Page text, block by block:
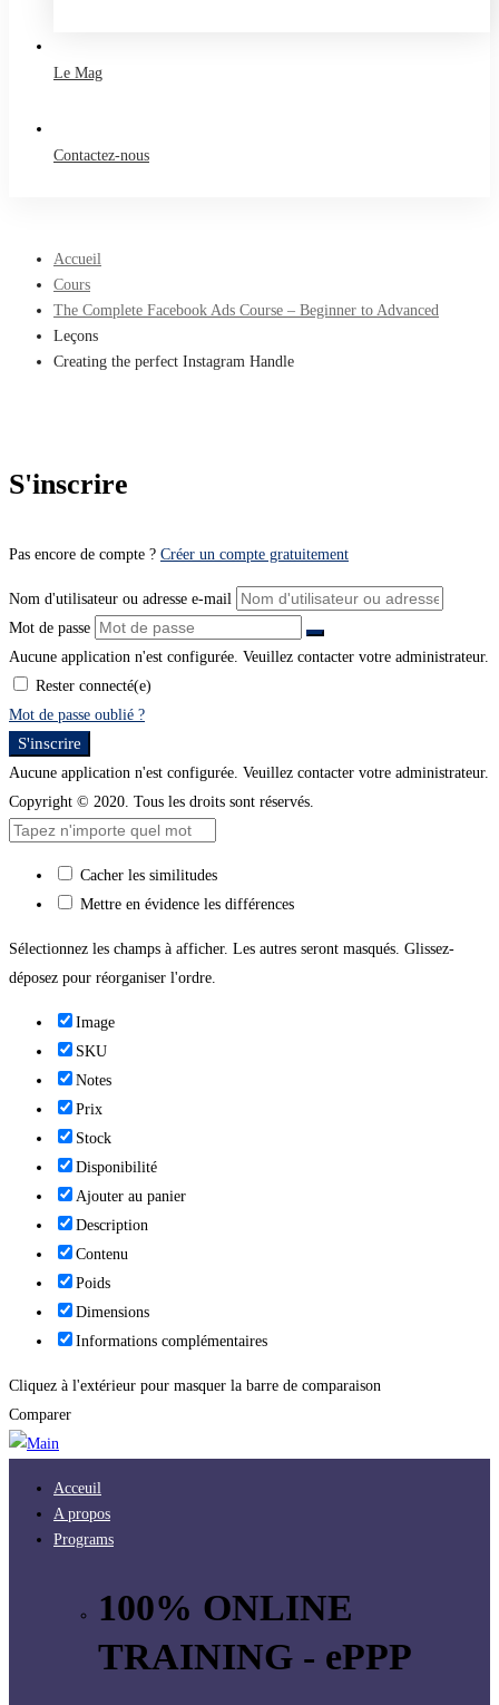
Le Mag
Contactez-nous
Accueil
Cours
The Complete Facebook Ads Course – Beginner to Advanced
Leçons
Creating the perfect Instagram Handle
S'inscrire
Pas encore de compte ? Créer un compte gratuitement
Nom d'utilisateur ou adresse e-mail
Mot de passe
Aucune application n'est configurée. Veuillez contacter votre administrateur.
Rester connecté(e)
Mot de passe oublié ?
S'inscrire
Aucune application n'est configurée. Veuillez contacter votre administrateur.
Copyright © 2020. Tous les droits sont réservés.
Cacher les similitudes
Mettre en évidence les différences
Sélectionnez les champs à afficher. Les autres seront masqués. Glissez-
déposez pour réorganiser l'ordre.
Image
SKU
Notes
Prix
Stock
Disponibilité
Ajouter au panier
Description
Contenu
Poids
Dimensions
Informations complémentaires
Cliquez à l'extérieur pour masquer la barre de comparaison
Comparer
Acceuil
A propos
Programs
100% ONLINE
TRAINING - ePPP